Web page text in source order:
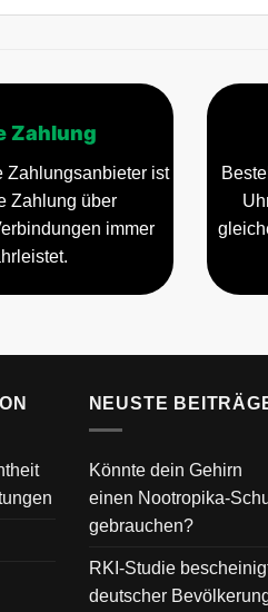
Zahlung
Zahlungsanbieter ist
Zahlung über
immer
NEUSTE
Könnte dein Gehirn
einen Nootropika-
gebrauchen?
RKI-Studie
deutscher